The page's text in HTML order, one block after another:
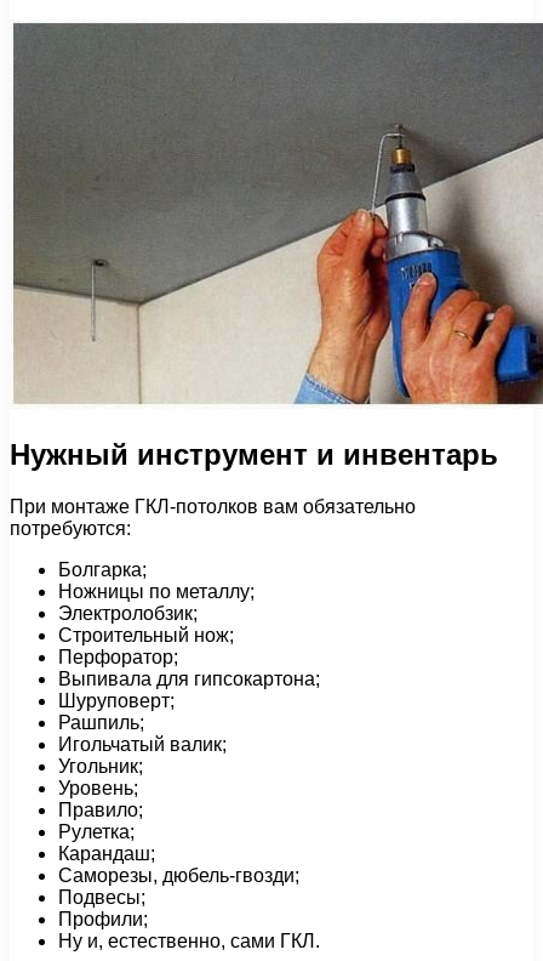
Нужный инструмент и инвентарь
При монтаже ГКЛ-потолков вам обязательно
потребуются:
Болгарка;
Ножницы по металлу;
Электролобзик;
Строительный нож;
Перфоратор;
Выпивала для гипсокартона;
Шуруповерт;
Рашпиль;
Игольчатый валик;
Угольник;
Уровень;
Правило;
Рулетка;
Карандаш;
Саморезы, дюбель-гвозди;
Подвесы;
Профили;
Ну и, естественно, сами ГКЛ.